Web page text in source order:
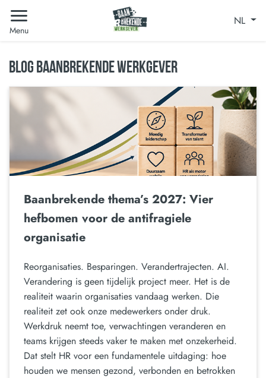
Menu
NL
BLOG BAANBREKENDE WERKGEVER
Baanbrekende thema’s 2027: Vier
hefbomen voor de antifragiele
organisatie
Reorganisaties. Besparingen. Verandertrajecten. AI.
Verandering is geen tijdelijk project meer. Het is de
realiteit waarin organisaties vandaag werken. Die
realiteit zet ook onze medewerkers onder druk.
Werkdruk neemt toe, verwachtingen veranderen en
teams krijgen steeds vaker te maken met onzekerheid.
Dat stelt HR voor een fundamentele uitdaging: hoe
houden we mensen gezond, verbonden en betrokken